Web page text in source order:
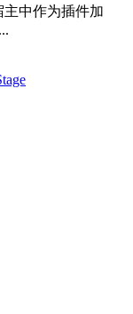
中作为插件加